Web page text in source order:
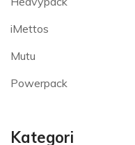
iMettos
Mutu
Powerpack
Kategori